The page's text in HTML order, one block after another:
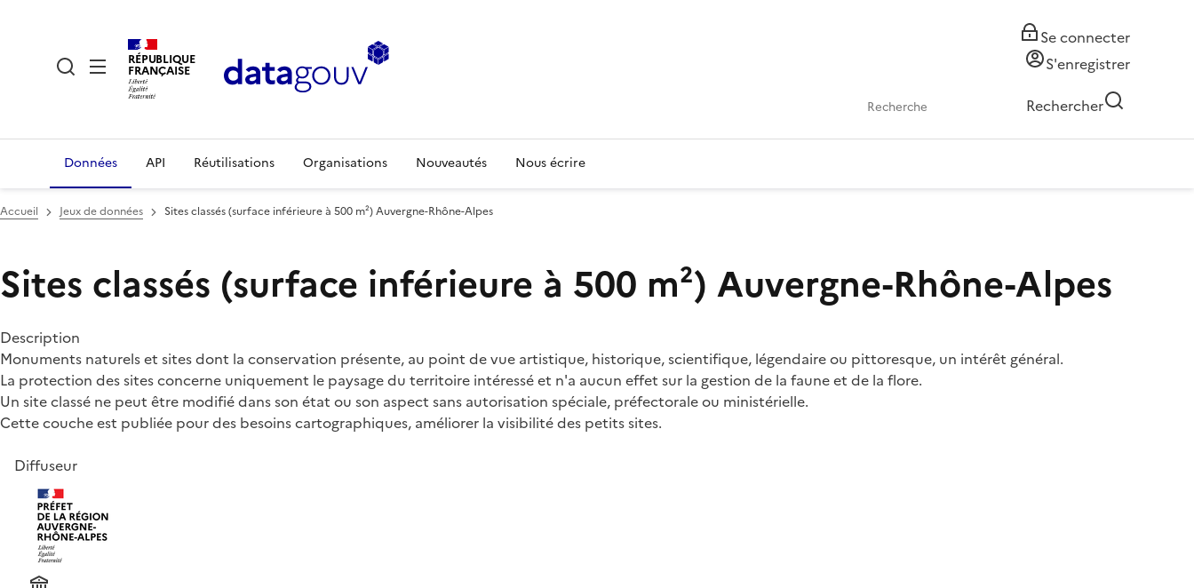
RÉPUBLIQUE
FRANÇAISE
Se connecter
S'enregistrer
Rechercher
Données API Réutilisations Organisations Nouveautés Nous écrire
Accueil Jeux de données Sites classés (surface inférieure à 500 m²) Auvergne-Rhône-Alpes
Sites classés (surface inférieure à 500 m²) Auvergne-Rhône-Alpes
Description
Monuments naturels et sites dont la conservation présente, au point de vue artistique, historique, scientifique, légendaire ou pittoresque, un intérêt général.
La protection des sites concerne uniquement le paysage du territoire intéressé et n'a aucun effet sur la gestion de la faune et de la flore.
Un site classé ne peut être modifié dans son état ou son aspect sans autorisation spéciale, préfectorale ou ministérielle.
Cette couche est publiée pour des besoins cartographiques, améliorer la visibilité des petits sites.
Diffuseur